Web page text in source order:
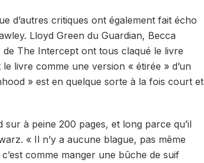
d’autres critiques ont également fait écho
Lloyd Green du Guardian, Becca
The Intercept ont tous claqué le livre
livre comme une version « étirée » d’un
» est en quelque sorte à la fois court et
sur à peine 200 pages, et long parce qu’il
« Il n’y a aucune blague, pas même
comme manger une bûche de suif